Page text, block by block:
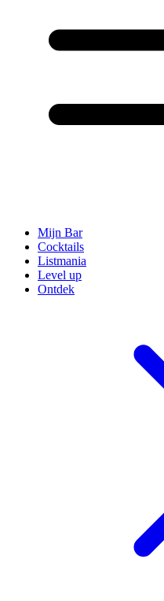
Mijn Bar
Cocktails
Listmania
Level up
Ontdek